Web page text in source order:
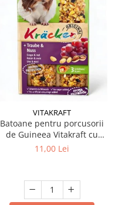
VITAKRAFT
Batoane pentru porcusorii
de Guineea Vitakraft cu
struguri & nuci 2 buc
11,00 Lei